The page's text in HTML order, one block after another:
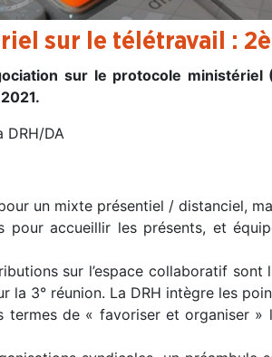
sur le télétravail :
sur le protocole
DRH/DA
un mixte présentiel / distanciel,
pour accueillir les présents, et
sur l’espace collaboratif sont
la 3° réunion. La DRH intègre les
termes de « favoriser et organiser »